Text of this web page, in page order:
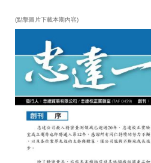
(點擊圖片下載本期內容)